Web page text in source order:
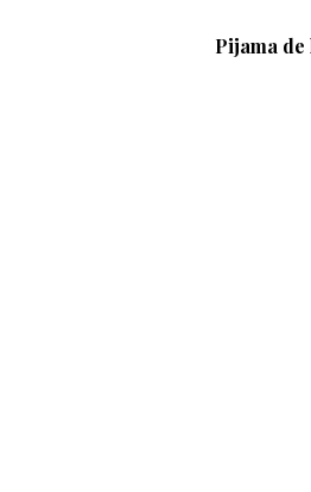
Pijama de